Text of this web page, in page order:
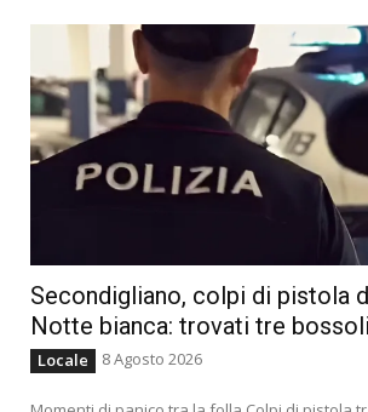
Secondigliano, colpi di pistola
Notte bianca: trovati tre bossoli
Locale 8 Agosto 2026